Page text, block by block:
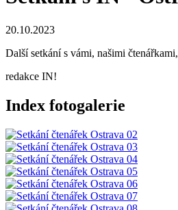
20.10.2023
Další setkání s vámi, našimi
redakce IN!
Index fotogalerie